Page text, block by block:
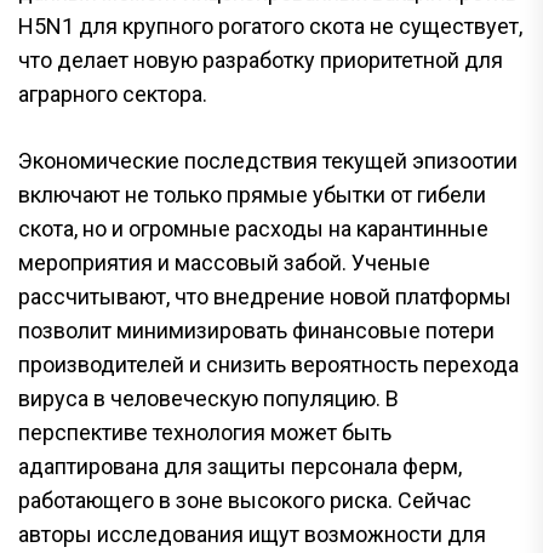
H5N1 для крупного рогатого скота не существует,
что делает новую разработку приоритетной для
аграрного сектора.
Экономические последствия текущей эпизоотии
включают не только прямые убытки от гибели
скота, но и огромные расходы на карантинные
мероприятия и массовый забой. Ученые
рассчитывают, что внедрение новой платформы
позволит минимизировать финансовые потери
производителей и снизить вероятность перехода
вируса в человеческую популяцию. В
перспективе технология может быть
адаптирована для защиты персонала ферм,
работающего в зоне высокого риска. Сейчас
авторы исследования ищут возможности для